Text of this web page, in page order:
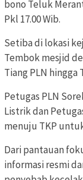
bono Teluk
Pkl 17.00 Wib.
Setiba di lokasi
Tembok mesjid
Tiang PLN hingga
Petugas PLN
Listrik dan
menuju TKP
Dari pantauan
informasi resmi